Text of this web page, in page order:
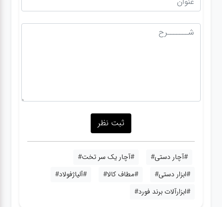
#آچار دستی#
#آچار یک سر تخت#
#ابزار دستی#
#مطاف کالا#
#آلیاژفولاد#
#ابزارآلات برند فورد#